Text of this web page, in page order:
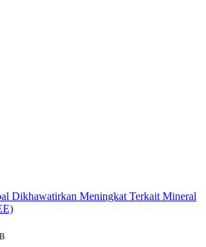
Dikhawatirkan Meningkat Terkait Mineral